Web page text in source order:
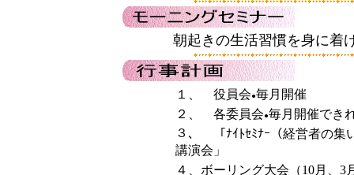
朝起きの生活習慣を身に着
１、 役員会●毎月開催
２、 各委員会●毎月開催でき
３、 「ﾅｲﾄｾﾐﾅｰ（経営者の集
講演会」
４、ボーリング大会（10月、3